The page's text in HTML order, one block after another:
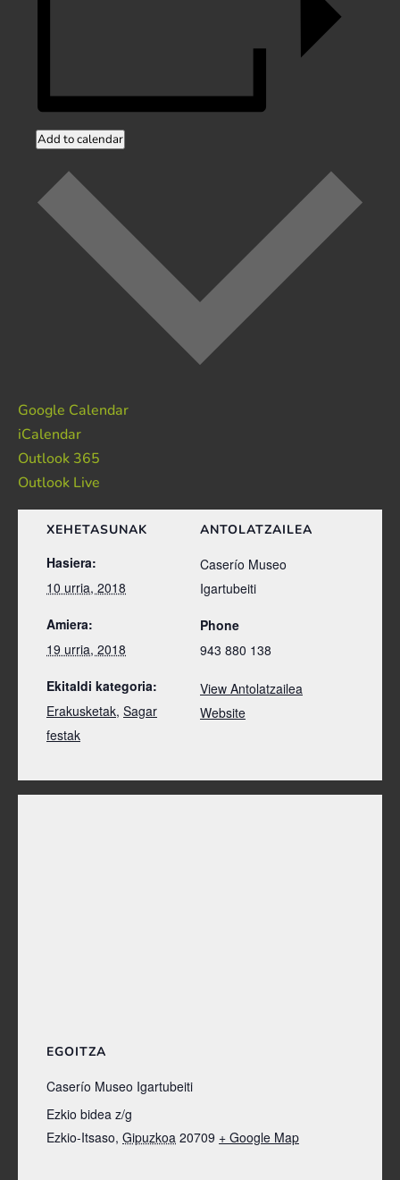
Add to calendar
Google Calendar
iCalendar
Outlook 365
Outlook Live
XEHETASUNAK
Hasiera:
10 urria, 2018
Amiera:
19 urria, 2018
Ekitaldi kategoria:
Erakusketak, Sagar
festak
ANTOLATZAILEA
Caserío Museo
Igartubeiti
Phone
943 880 138
View Antolatzailea
Website
EGOITZA
Caserío Museo Igartubeiti
Ezkio bidea z/g
Ezkio-Itsaso, Gipuzkoa 20709 + Google Map